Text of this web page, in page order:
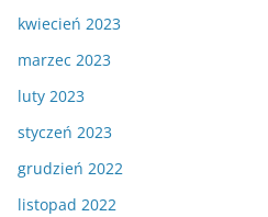
kwiecień 2023
marzec 2023
luty 2023
styczeń 2023
grudzień 2022
listopad 2022